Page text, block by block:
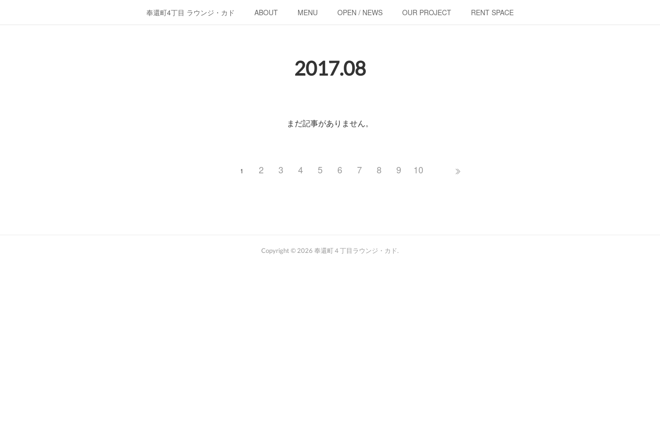
奉還町4丁目 ラウンジ・カド ABOUT MENU OPEN / NEWS OUR PROJECT RENT SPACE
2017.08
まだ記事がありません。
1 2 3 4 5 6 7 8 9 10
Copyright © 2026 奉還町４丁目ラウンジ・カド.